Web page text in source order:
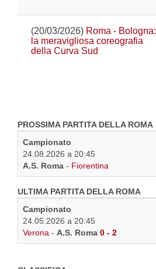
(20/03/2026) Roma - Bologna:
la meravigliosa coreografia
della Curva Sud
PROSSIMA PARTITA DELLA ROMA
Campionato
24.08.2026 a 20:45
A.S. Roma - Fiorentina
ULTIMA PARTITA DELLA ROMA
Campionato
24.05.2026 a 20:45
Verona - A.S. Roma 0 - 2